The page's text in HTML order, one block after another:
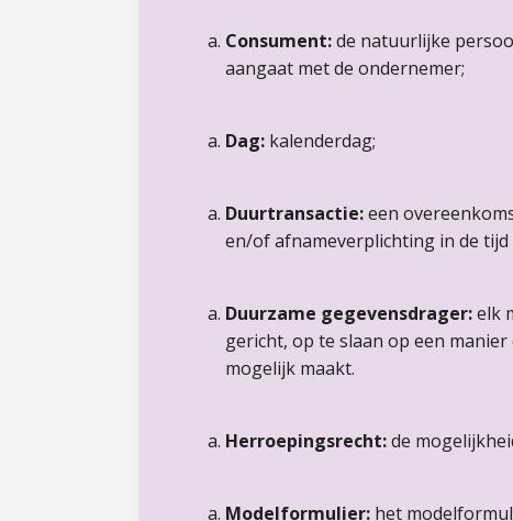
Consument:de natuurlijke
aangaat met de ondernemer;
Dag: kalenderdag;
Duurtransactie:een
en/of afnameverplichting in de tijd
Duurzame gegevensdrager:elk
gericht, op te slaan op een
mogelijk maakt.
Herroepingsrecht:de
Modelformulier: het